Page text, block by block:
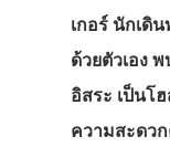
เกอร์ นักเดิ
ด้วยตัวเอง
อิสระ เป็นโ
ความสะดว